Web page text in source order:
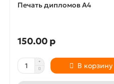
Печать дипломов А4
150.00 р
В корзину